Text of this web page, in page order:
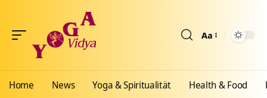
Aa
Home News Yoga & Spiritualität Health & Food